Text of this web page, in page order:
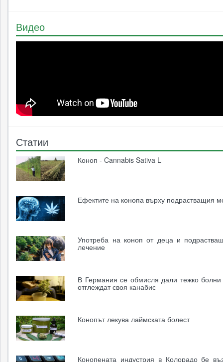
Видео
Статии
Коноп - Cannabis Sativa L
Ефектите на конопа върху подрастващия
Употреба на коноп от деца и
лечение
В Германия се обмисля дали тежко
отглеждат своя канабис
Конопът лекува лаймската болест
Конопената индустрия в Колорадо бе